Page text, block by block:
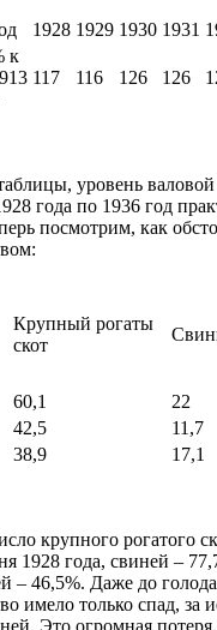
1928 1929 1930 1931
к
117 116 126 126
уровень
года по 1936 год
посмотрим, как
Крупный рогаты
скот
60,1 22
42,5 11,7
38,9 17,1
крупного рогатого
1928 года, свиней –
– 46,5%. Даже до
имело только спад, за
Это огромная